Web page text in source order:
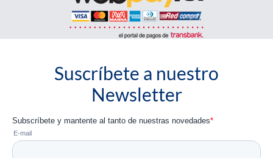
Suscríbete a nuestro
Newsletter